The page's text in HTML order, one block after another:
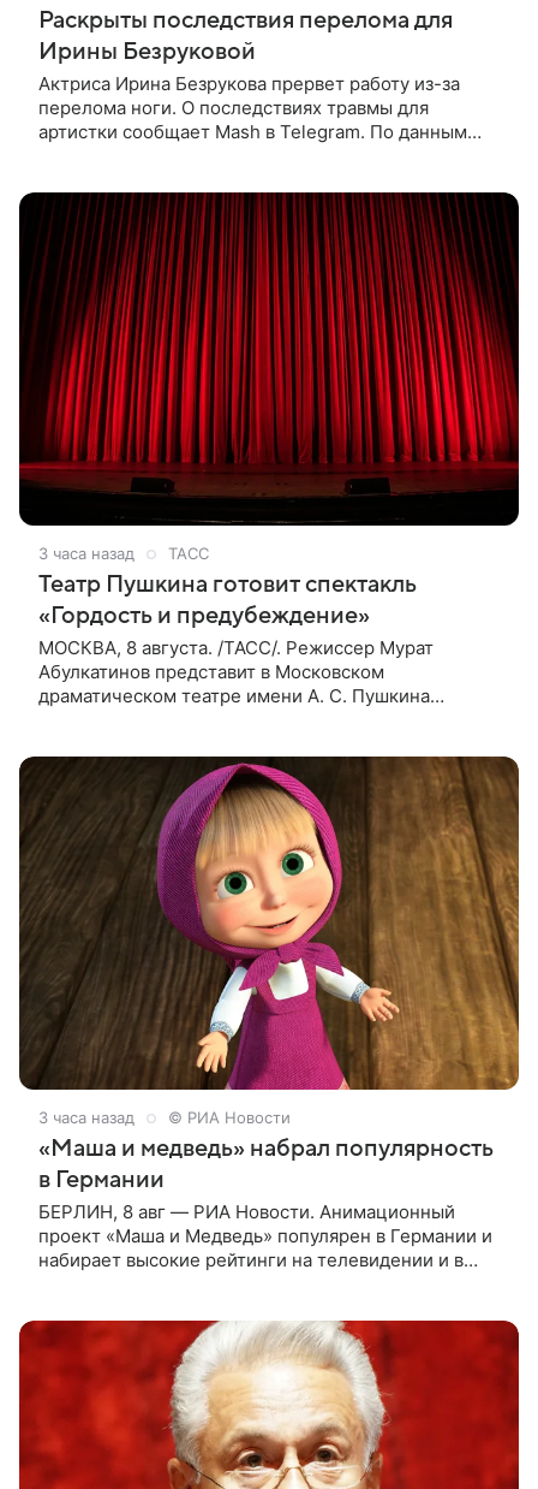
Раскрыты последствия перелома для
Ирины Безруковой
Актриса Ирина Безрукова прервет работу из-за
перелома ноги. О последствиях травмы для
артистки сообщает Mash в Telegram. По данным
3 часа назад ТАСС
Театр Пушкина готовит спектакль
«Гордость и предубеждение»
МОСКВА, 8 августа. /ТАСС/. Режиссер Мурат
Абулкатинов представит в Московском
драматическом театре имени А. С. Пушкина
3 часа назад © РИА Новости
«Маша и медведь» набрал популярность
в Германии
БЕРЛИН, 8 авг — РИА Новости. Анимационный
проект «Маша и Медведь» популярен в Германии и
набирает высокие рейтинги на телевидении и в